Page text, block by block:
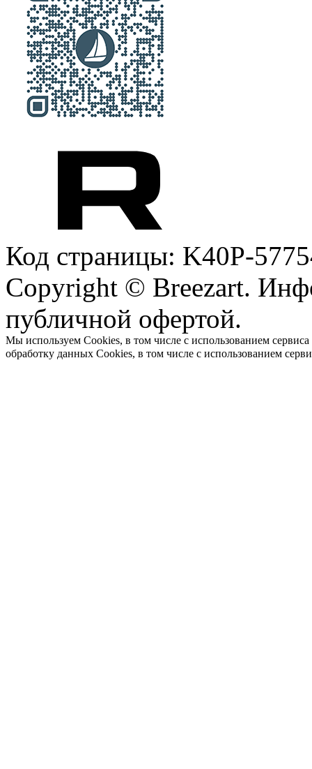
Код страницы: K40P-
Copyright © Breezart.
публичной офертой.
Мы используем Cookies, в том числе с использованием
обработку данных Cookies, в том числе с использованием